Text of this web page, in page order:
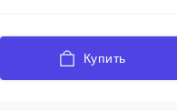
Купить